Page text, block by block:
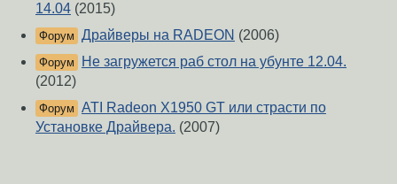
14.04 (2015)
Форум Драйверы на RADEON (2006)
Форум
Не загружется раб стол на убунте 12.04.
(2012)
Форум ATI Radeon X1950 GT или страсти по
Установке Драйвера. (2007)